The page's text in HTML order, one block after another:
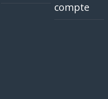
compte